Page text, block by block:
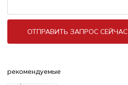
ОТПРАВИТЬ ЗАПРОС СЕЙЧАС
рекомендуемые